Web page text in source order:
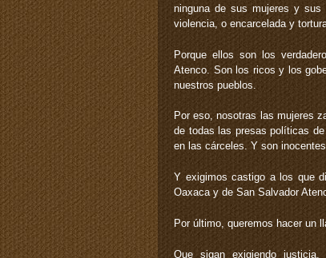
ninguna de sus mujeres y
violencia, o encarcelada y
Porque ellos son los
Atenco. Son los ricos y los
nuestros pueblos.
Por eso, nosotras las mujeres
de todas las presas políticas
en las cárceles. Y son
Y exigimos castigo a los que
Oaxaca y de San Salvador
Por último, queremos hacer un
Que sigan exigiendo